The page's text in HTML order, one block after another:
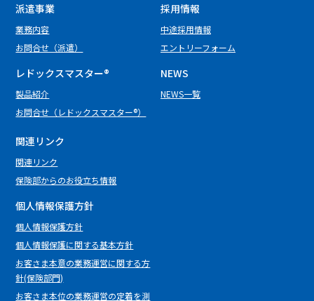
派遣事業
業務内容
お問合せ（派遣）
レドックスマスター®
製品紹介
お問合せ（レドックスマスター®）
採用情報
中途採用情報
エントリーフォーム
NEWS
NEWS一覧
関連リンク
関連リンク
保険部からのお役立ち情報
個人情報保護方針
個⼈情報保護⽅針
個人情報保護に関する基本方針
お客さま本意の業務運営に関する方
針(保険部門)
お客さま本位の業務運営の定着を測